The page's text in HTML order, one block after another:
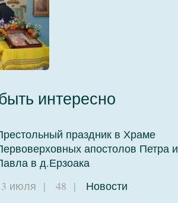
интересно
праздник в Храме
апостолов Петра и
в д.Ерзоака
июля | 48 | Новости